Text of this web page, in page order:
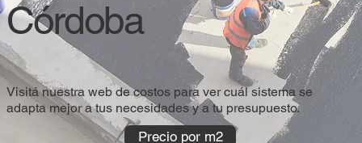
Córdoba
Visitá nuestra web de costos para ver cuál sistema se
adapta mejor a tus necesidades y a tu presupuesto.
Precio por m2